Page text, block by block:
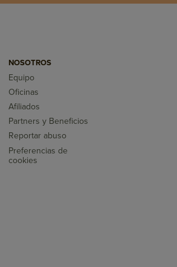
NOSOTROS
Equipo
Oficinas
Afiliados
Partners y Beneficios
Reportar abuso
Preferencias de
cookies